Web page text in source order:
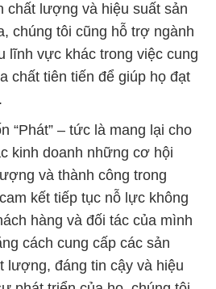
chất lượng và hiệu suất sản
chúng tôi cũng hỗ trợ ngành
lĩnh vực khác trong việc cung
chất tiên tiến để giúp họ đạt
“Phát” – tức là mang lại cho
kinh doanh những cơ hội
và thành công trong
kết tiếp tục nỗ lực không
hàng và đối tác của mình
cách cung cấp các sản
lượng, đáng tin cậy và hiệu